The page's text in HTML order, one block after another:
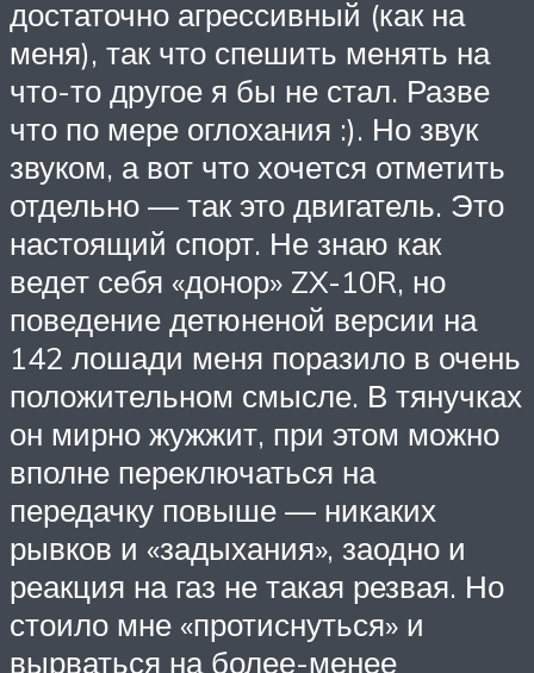
достаточно агрессивный (как на
меня), так что спешить менять на
что-то другое я бы не стал. Разве
что по мере оглохания :). Но звук
звуком, а вот что хочется отметить
отдельно — так это двигатель. Это
настоящий спорт. Не знаю как
ведет себя «донор» ZX-10R, но
поведение детюненой версии на
142 лошади меня поразило в очень
положительном смысле. В тянучках
он мирно жужжит, при этом можно
вполне переключаться на
передачку повыше — никаких
рывков и «задыхания», заодно и
реакция на газ не такая резвая. Но
стоило мне «протиснуться» и
вырваться на более-менее